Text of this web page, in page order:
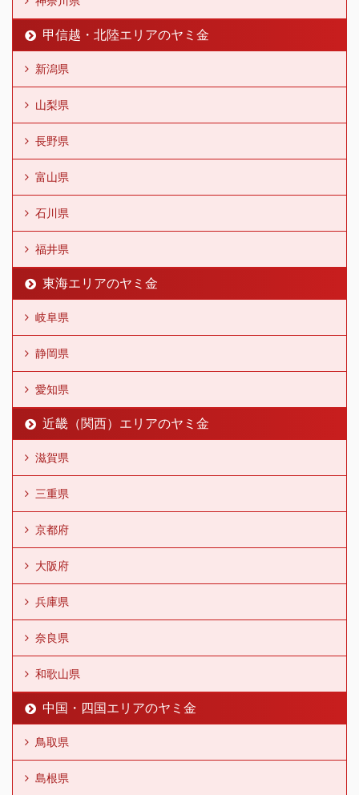
甲信越・北陸エリアのヤミ金
新潟県
山梨県
長野県
富山県
石川県
福井県
東海エリアのヤミ金
岐阜県
静岡県
愛知県
近畿（関西）エリアのヤミ金
滋賀県
三重県
京都府
大阪府
兵庫県
奈良県
和歌山県
中国・四国エリアのヤミ金
鳥取県
島根県